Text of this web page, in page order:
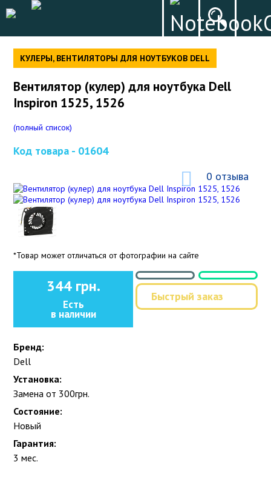
КУЛЕРЫ, ВЕНТИЛЯТОРЫ ДЛЯ НОУТБУКОВ DELL
Вентилятор (кулер) для ноутбука Dell
Inspiron 1525, 1526
(полный список)
Код товара - 01604
0 отзыва
*Товар может отличаться от фотографии на сайте
344 грн.
Есть
в наличии
Быстрый заказ
Бренд:
Dell
Установка:
Замена от 300грн.
Состояние:
Новый
Гарантия:
3 мес.